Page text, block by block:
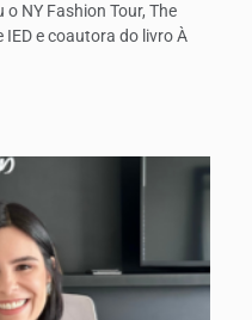
NY Fashion Tour, The
IED e coautora do livro À